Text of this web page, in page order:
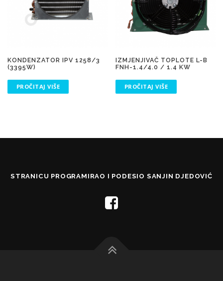
KONDENZATOR IPV 1258/3
(3395W)
PROČITAJ VIŠE
IZMJENJIVAČ TOPLOTE L-B
FNH-1.4/4.0 / 1.4 KW
PROČITAJ VIŠE
STRANICU PROGRAMIRAO I PODESIO SANJIN DJEDOVIĆ